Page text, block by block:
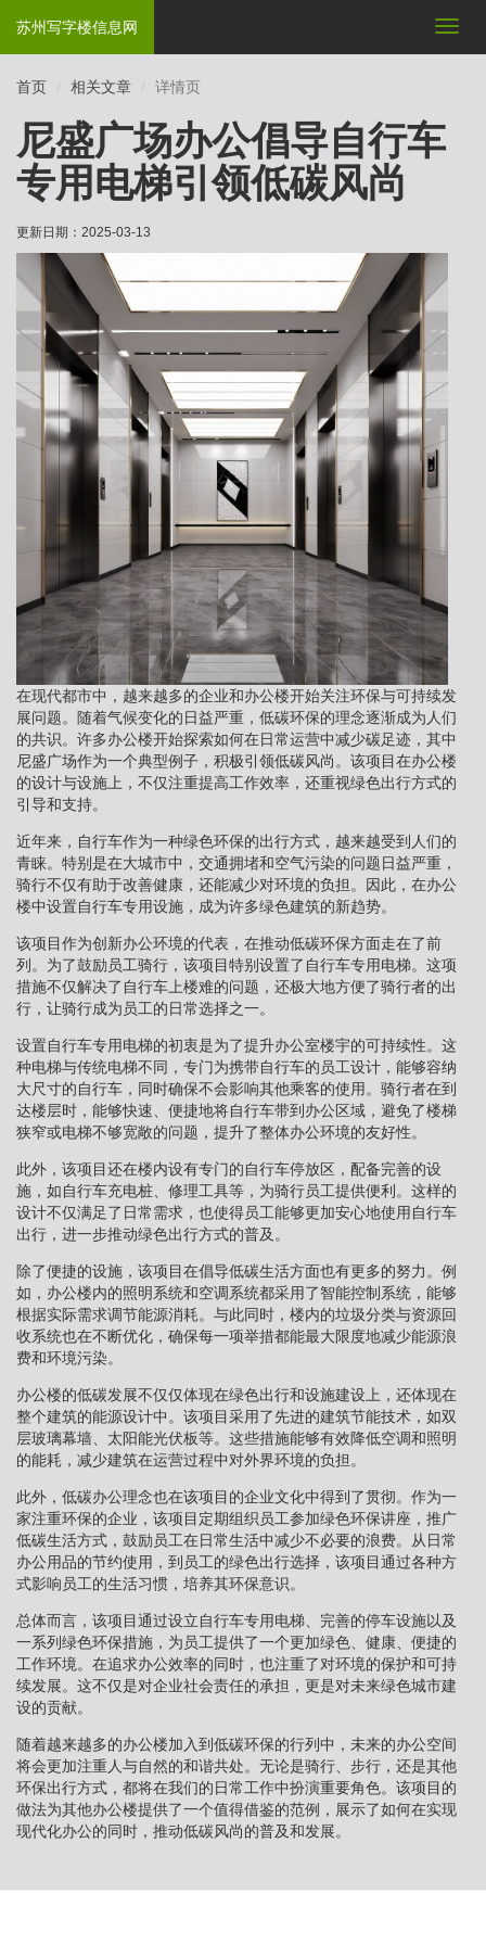
切
苏州写字楼信息网
首页 相关文章 详情页
尼盛广场办公倡导自行车
专用电梯引领低碳风尚
更新日期： 2025-03-13
在现代都市中，越来越多的企业和办公楼开始关注环保与可持续发
展问题。随着气候变化的日益严重，低碳环保的理念逐渐成为人们
的共识。许多办公楼开始探索如何在日常运营中减少碳足迹，其中
尼盛广场作为一个典型例子，积极引领低碳风尚。该项目在办公楼
的设计与设施上，不仅注重提高工作效率，还重视绿色出行方式的
引导和支持。
近年来，自行车作为一种绿色环保的出行方式，越来越受到人们的
青睐。特别是在大城市中，交通拥堵和空气污染的问题日益严重，
骑行不仅有助于改善健康，还能减少对环境的负担。因此，在办公
楼中设置自行车专用设施，成为许多绿色建筑的新趋势。
该项目作为创新办公环境的代表，在推动低碳环保方面走在了前
列。为了鼓励员工骑行，该项目特别设置了自行车专用电梯。这项
措施不仅解决了自行车上楼难的问题，还极大地方便了骑行者的出
行，让骑行成为员工的日常选择之一。
设置自行车专用电梯的初衷是为了提升办公室楼宇的可持续性。这
种电梯与传统电梯不同，专门为携带自行车的员工设计，能够容纳
大尺寸的自行车，同时确保不会影响其他乘客的使用。骑行者在到
达楼层时，能够快速、便捷地将自行车带到办公区域，避免了楼梯
狭窄或电梯不够宽敞的问题，提升了整体办公环境的友好性。
此外，该项目还在楼内设有专门的自行车停放区，配备完善的设
施，如自行车充电桩、修理工具等，为骑行员工提供便利。这样的
设计不仅满足了日常需求，也使得员工能够更加安心地使用自行车
出行，进一步推动绿色出行方式的普及。
除了便捷的设施，该项目在倡导低碳生活方面也有更多的努力。例
如，办公楼内的照明系统和空调系统都采用了智能控制系统，能够
根据实际需求调节能源消耗。与此同时，楼内的垃圾分类与资源回
收系统也在不断优化，确保每一项举措都能最大限度地减少能源浪
费和环境污染。
办公楼的低碳发展不仅仅体现在绿色出行和设施建设上，还体现在
整个建筑的能源设计中。该项目采用了先进的建筑节能技术，如双
层玻璃幕墙、太阳能光伏板等。这些措施能够有效降低空调和照明
的能耗，减少建筑在运营过程中对外界环境的负担。
此外，低碳办公理念也在该项目的企业文化中得到了贯彻。作为一
家注重环保的企业，该项目定期组织员工参加绿色环保讲座，推广
低碳生活方式，鼓励员工在日常生活中减少不必要的浪费。从日常
办公用品的节约使用，到员工的绿色出行选择，该项目通过各种方
式影响员工的生活习惯，培养其环保意识。
总体而言，该项目通过设立自行车专用电梯、完善的停车设施以及
一系列绿色环保措施，为员工提供了一个更加绿色、健康、便捷的
工作环境。在追求办公效率的同时，也注重了对环境的保护和可持
续发展。这不仅是对企业社会责任的承担，更是对未来绿色城市建
设的贡献。
随着越来越多的办公楼加入到低碳环保的行列中，未来的办公空间
将会更加注重人与自然的和谐共处。无论是骑行、步行，还是其他
环保出行方式，都将在我们的日常工作中扮演重要角色。该项目的
做法为其他办公楼提供了一个值得借鉴的范例，展示了如何在实现
现代化办公的同时，推动低碳风尚的普及和发展。